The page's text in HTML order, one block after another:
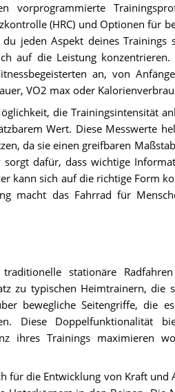
vorprogrammierte
(HRC) und Optionen für
jeden Aspekt deines Trainings
auf die Leistung
an, von
VO2 max oder
die Trainingsintensität
Wert. Diese Messwerte
da sie einen greifbaren
dafür, dass wichtige
kann sich auf die richtige Form
macht das Fahrrad für
stationäre
zu typischen Heimtrainern, die
bewegliche Seitengriffe, die
Diese Doppelfunktionalität
ihres Trainings maximieren
für die Entwicklung von Kraft und